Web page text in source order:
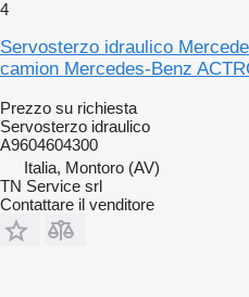
4
Servosterzo idraulico
camion Mercedes-Benz
Prezzo su richiesta
Servosterzo idraulico
A9604604300
Italia, Montoro (AV)
TN Service srl
Contattare il venditore